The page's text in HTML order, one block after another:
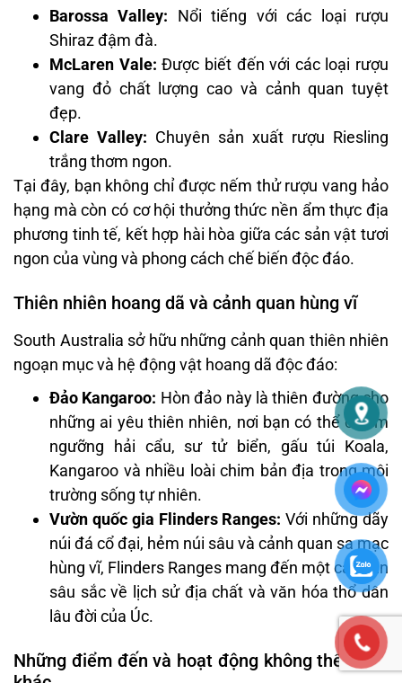
Barossa Valley: Nổi tiếng với các loại rượu
Shiraz đậm đà.
McLaren Vale: Được biết đến với các loại rượu
vang đỏ chất lượng cao và cảnh quan tuyệt
đẹp.
Clare Valley: Chuyên sản xuất rượu Riesling
trắng thơm ngon.
Tại đây, bạn không chỉ được nếm thử rượu vang hảo
hạng mà còn có cơ hội thưởng thức nền ẩm thực địa
phương tinh tế, kết hợp hài hòa giữa các sản vật tươi
ngon của vùng và phong cách chế biến độc đáo.
Thiên nhiên hoang dã và cảnh quan hùng vĩ
South Australia sở hữu những cảnh quan thiên nhiên
ngoạn mục và hệ động vật hoang dã độc đáo:
Đảo Kangaroo: Hòn đảo này là thiên đường cho
những ai yêu thiên nhiên, nơi bạn có thể chiêm
ngưỡng hải cẩu, sư tử biển, gấu túi Koala,
Kangaroo và nhiều loài chim bản địa trong môi
trường sống tự nhiên.
Vườn quốc gia Flinders Ranges: Với những dãy
núi đá cổ đại, hẻm núi sâu và cảnh quan sa mạc
hùng vĩ, Flinders Ranges mang đến một cái nhìn
sâu sắc về lịch sử địa chất và văn hóa thổ dân
lâu đời của Úc.
Những điểm đến và hoạt động không thể bỏ lỡ